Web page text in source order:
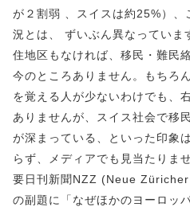
が２割弱 、スイスは約25%）、
況とは、 ずいぶん異なっていま
住地区もなければ、移民・難民
今のところありません。もちろ
を覚える人が少ないわけでも、
ありませんが、スイス社会で移
が深まっている、といった印象
らず、メディアでも見当たりま
要日刊新聞NZZ (Neue
の副題に「なぜほかのヨーロッ